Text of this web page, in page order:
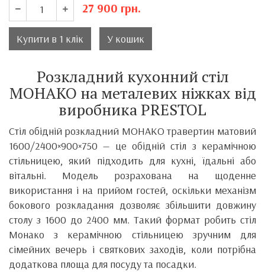
27 900 грн.
Купити в 1 клік У кошик
Розкладний кухонний стіл
МОНАКО на металевих ніжках від
виробника PRESTOL
Стіл обідній розкладний МОНАКО травертин матовий
1600/2400×900×750 — це обідній стіл з керамічною
стільницею, який підходить для кухні, їдальні або
вітальні. Модель розрахована на щоденне
використання і на прийом гостей, оскільки механізм
бокового розкладання дозволяє збільшити довжину
столу з 1600 до 2400 мм. Такий формат робить стіл
Монако з керамічною стільницею зручним для
сімейних вечерь і святкових заходів, коли потрібна
додаткова площа для посуду та посадки.